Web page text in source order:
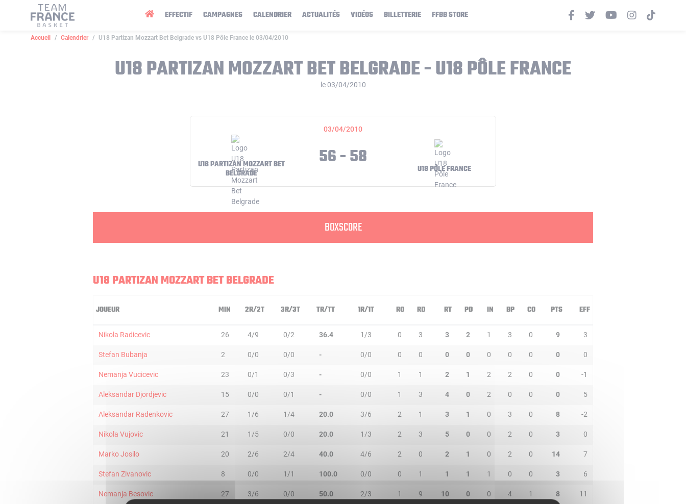
EFFECTIF CAMPAGNES CALENDRIER ACTUALITÉS VIDÉOS BILLETTERIE FFBB STORE
Accueil Calendrier U18 Partizan Mozzart Bet Belgrade vs U18 Pôle France le 03/04/2010
U18 PARTIZAN MOZZART BET BELGRADE - U18 PÔLE FRANCE
le 03/04/2010
03/04/2010
U18 PARTIZAN MOZZART BET
BELGRADE
56 - 58 U18 PÔLE FRANCE
BOXSCORE
U18 PARTIZAN MOZZART BET BELGRADE
JOUEUR MIN 2R/2T 3R/3T TR/TT 1R/1T RO RD RT PD IN BP CO PTS EFF
Nikola Radicevic 26 4/9 0/2 36.4 1/3 0 3 3 2 1 3 0 9 3
Stefan Bubanja 2 0/0 0/0 - 0/0 0 0 0 0 0 0 0 0 0
Nemanja Vucicevic 23 0/1 0/3 - 0/0 1 1 2 1 2 2 0 0 -1
Aleksandar Djordjevic 15 0/0 0/1 - 0/0 1 3 4 0 2 0 0 0 5
Aleksandar Radenkovic 27 1/6 1/4 20.0 3/6 2 1 3 1 0 3 0 8 -2
Nikola Vujovic 21 1/5 0/0 20.0 1/3 2 3 5 0 0 2 0 3 0
Marko Josilo 20 2/6 2/4 40.0 4/6 2 0 2 1 0 2 0 14 7
Stefan Zivanovic 8 0/0 1/1 100.0 0/0 0 1 1 1 1 0 0 3 6
Nemanja Besovic 27 3/6 0/0 50.0 2/3 1 9 10 0 0 4 1 8 11
Panneau de gestion des cookies